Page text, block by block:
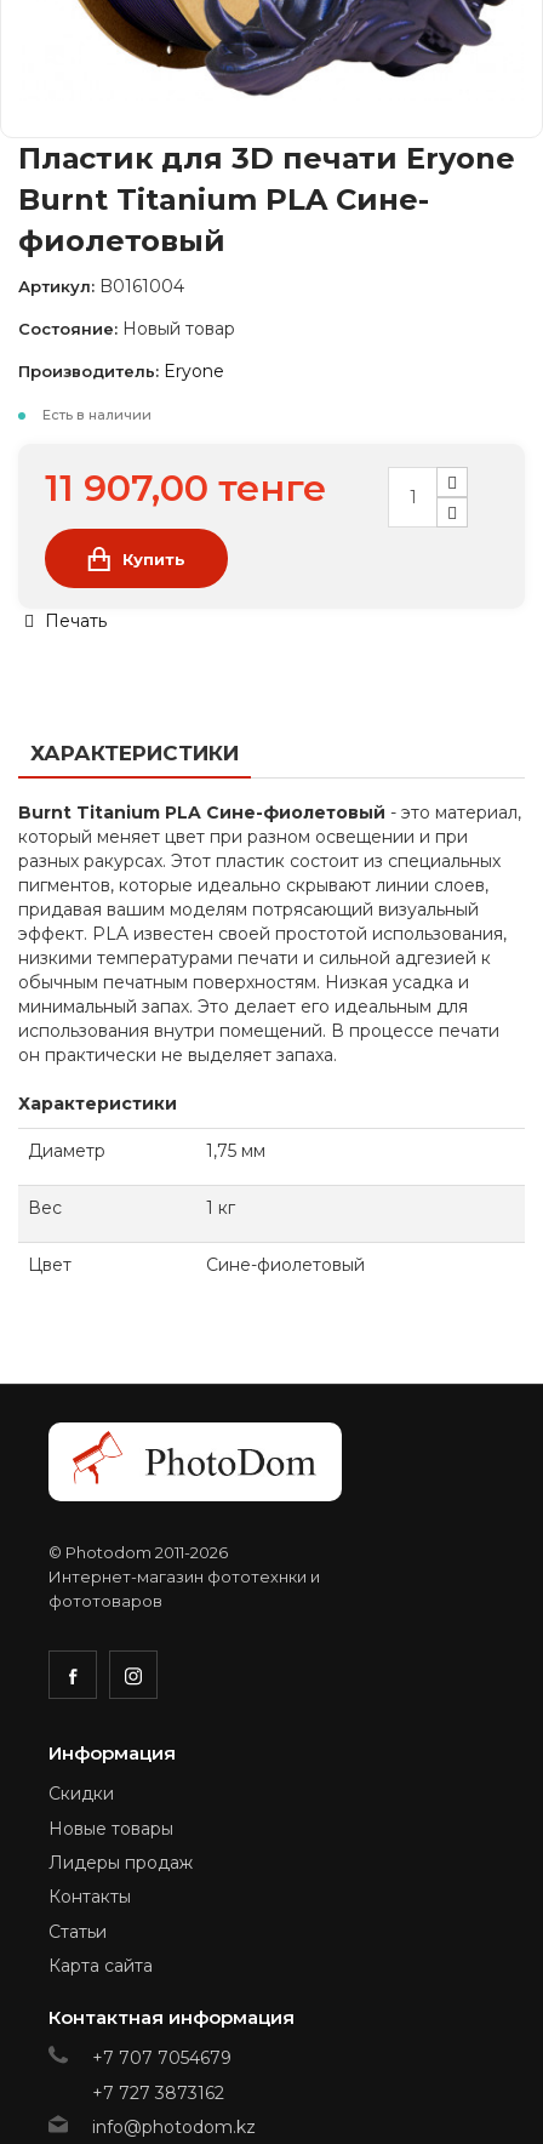
Пластик для 3D печати Eryone
Burnt Titanium PLA Сине-
фиолетовый
Артикул: B0161004
Состояние: Новый товар
Производитель: Eryone
Есть в наличии
11 907,00 тенге
Купить
Печать
ХАРАКТЕРИСТИКИ
Burnt Titanium PLA Сине-фиолетовый - это материал,
который меняет цвет при разном освещении и при
разных ракурсах. Этот пластик состоит из специальных
пигментов, которые идеально скрывают линии слоев,
придавая вашим моделям потрясающий визуальный
эффект. PLA известен своей простотой использования,
низкими температурами печати и сильной адгезией к
обычным печатным поверхностям. Низкая усадка и
минимальный запах. Это делает его идеальным для
использования внутри помещений. В процессе печати
он практически не выделяет запаха.
Характеристики
Диаметр 1,75 мм
Вес 1 кг
Цвет Сине-фиолетовый
© Photodom 2011-2026
Интернет-магазин фототехнки и
фототоваров
Информация
Скидки
Новые товары
Лидеры продаж
Контакты
Статьи
Карта сайта
Контактная информация
+7 707 7054679
+7 727 3873162
info@photodom.kz